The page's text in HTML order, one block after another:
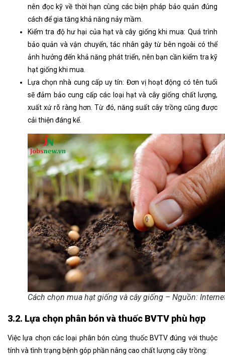
nên đọc kỹ về thời hạn cùng các biện pháp bảo quản đúng
cách để gia tăng khả năng nảy mầm.
Kiểm tra độ hư hại của hạt và cây giống khi mua: Quá trình
bảo quản và vận chuyển, tác nhân gây từ bên ngoài có thể
ảnh hưởng đến khả năng phát triển, nên bạn cần kiểm tra kỹ
hạt giống khi mua.
Lựa chọn nhà cung cấp uy tín: Đơn vị hoạt động có tên tuổi
sẽ đảm bảo cung cấp các loại hạt và cây giống chất lượng,
xuất xứ rõ ràng hơn. Từ đó, năng suất cây trồng cũng được
cải thiện đáng kể.
Cách chọn mua hạt giống và cây giống – Nguồn:
3.2. Lựa chọn phân bón và thuốc BVTV phù hợp
Việc lựa chọn các loại phân bón cùng thuốc BVTV đúng với thuộc
tính và tình trạng bệnh góp phần nâng cao chất lượng cây trồng: